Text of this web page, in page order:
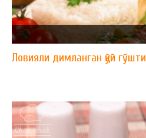
Ловияли димланган қўй гўшти